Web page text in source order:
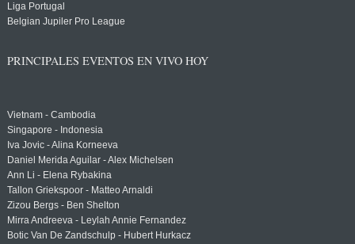
Liga Portugal
Belgian Jupiler Pro League
PRINCIPALES EVENTOS EN VIVO HOY
Vietnam - Cambodia
Singapore - Indonesia
Iva Jovic - Alina Korneeva
Daniel Merida Aguilar - Alex Michelsen
Ann Li - Elena Rybakina
Tallon Griekspoor - Matteo Arnaldi
Zizou Bergs - Ben Shelton
Mirra Andreeva - Leylah Annie Fernandez
Botic Van De Zandschulp - Hubert Hurkacz